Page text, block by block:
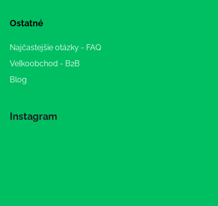
Ostatné
Najčastejšie otázky - FAQ
Veľkoobchod - B2B
Blog
Instagram